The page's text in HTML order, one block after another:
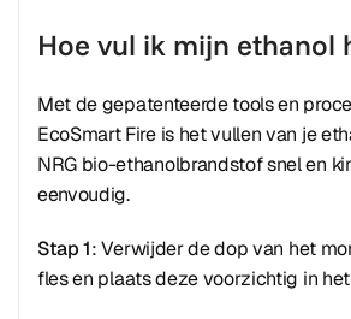
Hoe vul ik mijn ethanol
Met de gepatenteerde tools en
EcoSmart Fire is het vullen van je
NRG bio-ethanolbrandstof snel en
eenvoudig.
Stap 1: Verwijder de dop van het
fles en plaats deze voorzichtig in